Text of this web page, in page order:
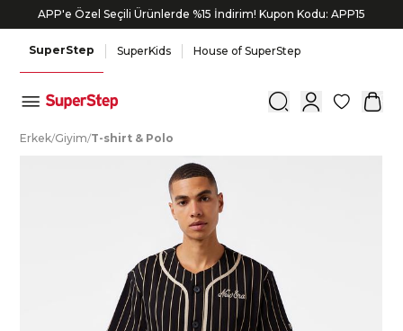
APP'e Özel Seçili Ürünlerde %15 İndirim! Kupon Kodu: APP15
SuperStep SuperKids House of SuperStep
0
Erkek/Giyim/T-shirt & Polo